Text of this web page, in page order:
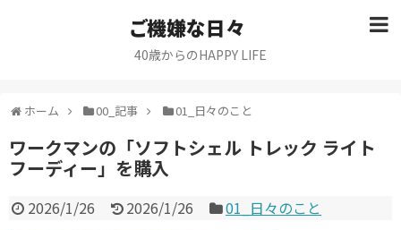
ご機嫌な日々
40歳からのHAPPY LIFE
ホーム 00_記事 01_日々のこと
ワークマンの「ソフトシェル トレック ライト
フーディー」を購入
2026/1/26 2026/1/26 01_日々のこと